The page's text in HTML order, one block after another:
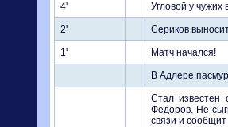
4' Угловой у
2' Сериков
1' Матч начался!
В Адлере
Стал известен
Федоров. Не
связи и